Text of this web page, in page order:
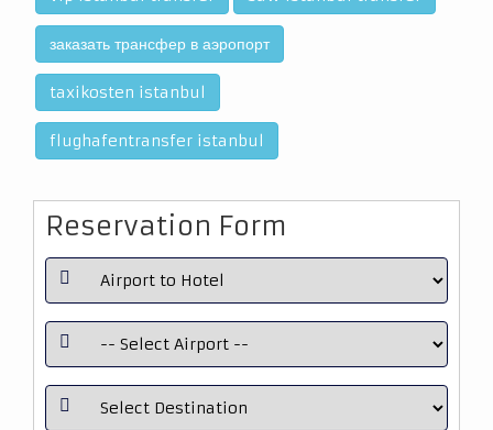
заказать трансфер в аэропорт
taxikosten istanbul
flughafentransfer istanbul
Reservation Form